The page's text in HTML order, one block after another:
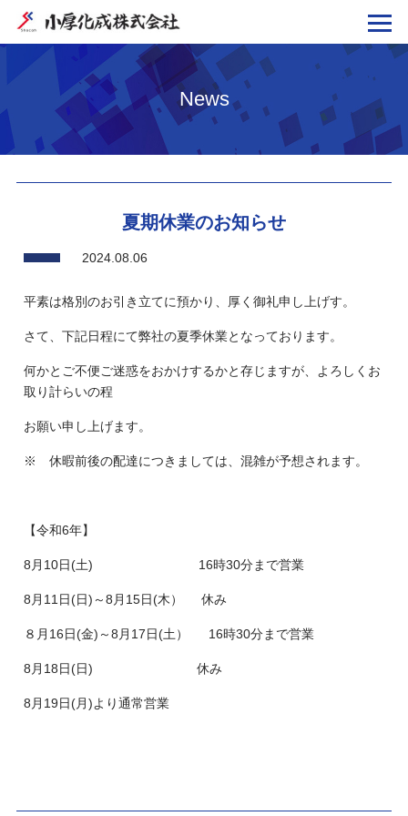
News
夏期休業のお知らせ
2024.08.06
平素は格別のお引き立てに預かり、厚く御礼申し上げす。
さて、下記日程にて弊社の夏季休業となっております。
何かとご不便ご迷惑をおかけするかと存じますが、よろしくお
取り計らいの程
お願い申し上げます。
※ 休暇前後の配達につきましては、混雑が予想されます。
【令和6年】
8月10日(土) 16時30分まで営業
8月11日(日)～8月15日(木） 休み
８月16日(金)～8月17日(土） 16時30分まで営業
8月18日(日) 休み
8月19日(月)より通常営業